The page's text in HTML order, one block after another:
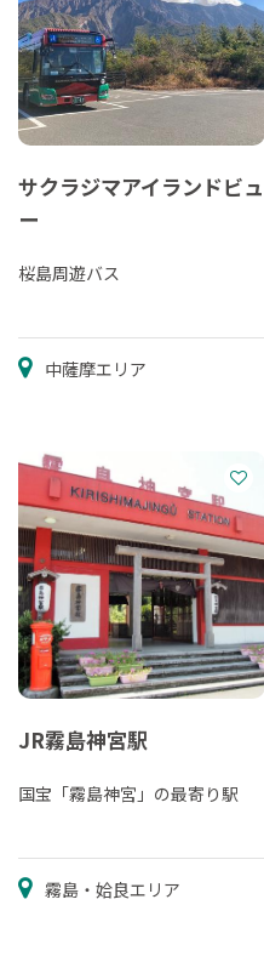
サクラジマアイランドビュ
ー
桜島周遊バス
中薩摩エリア
JR霧島神宮駅
国宝「霧島神宮」の最寄り駅
霧島・姶良エリア